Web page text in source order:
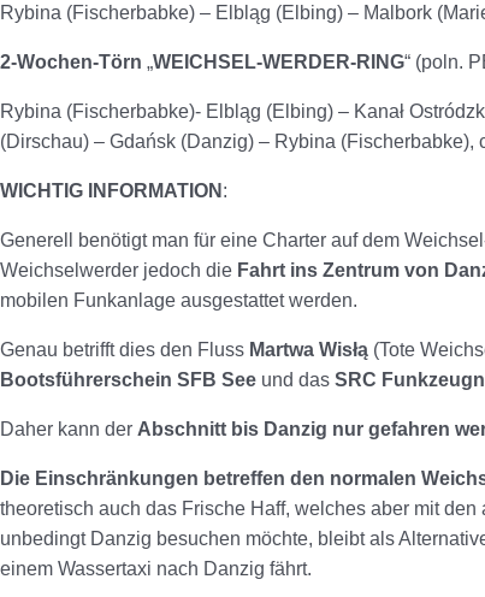
Rybina (Fischerbabke) – Elbląg (Elbing) – Malbork
2-Wochen-Törn „WEICHSEL-WERDER-RING“ (poln.
Rybina (Fischerbabke)- Elbląg (Elbing) – Kanał
(Dirschau) – Gdańsk (Danzig) – Rybina (Fischerbabke),
WICHTIG INFORMATION :
Generell benötigt man für eine Charter auf dem
Weichselwerder jedoch die Fahrt ins Zentrum von
mobilen Funkanlage ausgestattet werden.
Genau betrifft dies den Fluss Martwa Wisłą (Tote
Bootsführerschein SFB See und das SRC
Daher kann der Abschnitt bis Danzig nur gefahren
Die Einschränkungen betreffen den normalen
theoretisch auch das Frische Haff, welches aber mit
unbedingt Danzig besuchen möchte, bleibt als
einem Wassertaxi nach Danzig fährt.